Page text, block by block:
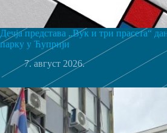
Дечја представа „Вук и три прасета“
парку у Ћуприји
7. август 2026.